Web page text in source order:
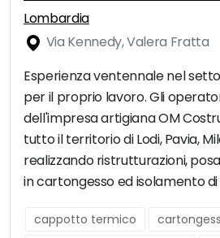
Lombardia
Via Kennedy, Valera Fratta
Esperienza ventennale nel
per il proprio lavoro. Gli
dell'impresa artigiana OM
tutto il territorio di Lodi, Pavia,
realizzando ristrutturazioni,
in cartongesso ed isolamento
cappotto termico